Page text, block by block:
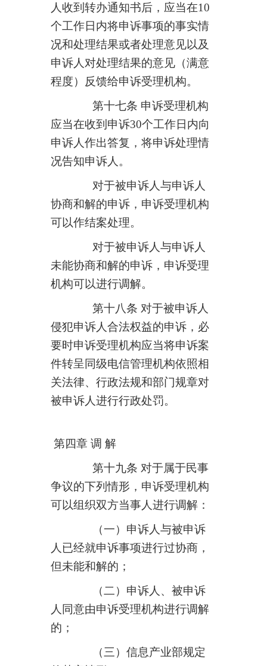
人收到转办通知书后，应当在10
个工作日内将申诉事项的事实情
况和处理结果或者处理意见以及
申诉人对处理结果的意见（满意
程度）反馈给申诉受理机构。
第十七条 申诉受理机构
应当在收到申诉30个工作日内向
申诉人作出答复，将申诉处理情
况告知申诉人。
对于被申诉人与申诉人
协商和解的申诉，申诉受理机构
可以作结案处理。
对于被申诉人与申诉人
未能协商和解的申诉，申诉受理
机构可以进行调解。
第十八条 对于被申诉人
侵犯申诉人合法权益的申诉，必
要时申诉受理机构应当将申诉案
件转呈同级电信管理机构依照相
关法律、行政法规和部门规章对
被申诉人进行行政处罚。
第四章 调 解
第十九条 对于属于民事
争议的下列情形，申诉受理机构
可以组织双方当事人进行调解：
（一）申诉人与被申诉
人已经就申诉事项进行过协商，
但未能和解的；
（二）申诉人、被申诉
人同意由申诉受理机构进行调解
的；
（三）信息产业部规定